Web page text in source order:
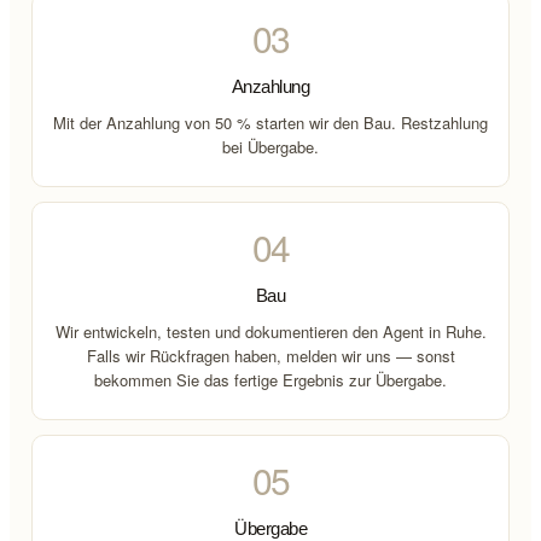
03
Anzahlung
Mit der Anzahlung von 50 % starten wir den Bau. Restzahlung
bei Übergabe.
04
Bau
Wir entwickeln, testen und dokumentieren den Agent in Ruhe.
Falls wir Rückfragen haben, melden wir uns — sonst
bekommen Sie das fertige Ergebnis zur Übergabe.
05
Übergabe